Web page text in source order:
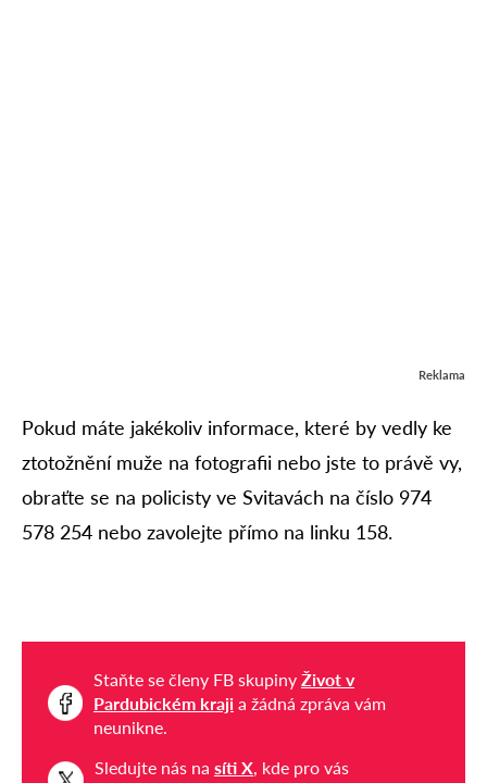
Reklama
Pokud máte jakékoliv informace, které by vedly ke
ztotožnění muže na fotografii nebo jste to právě vy,
obraťte se na policisty ve Svitavách na číslo 974
578 254 nebo zavolejte přímo na linku 158.
Staňte se členy FB skupiny Život v
Pardubickém kraji a žádná zpráva vám
neunikne.
Sledujte nás na síti X, kde pro vás